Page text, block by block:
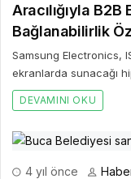
Aracılığıyla
Bağlanabilirlik
Samsung Electronics,
ekranlarda sunacağı
DEVAMINI OKU
4 yıl önce